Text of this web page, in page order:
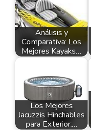
Análisis y
Comparativa: Los
Mejores Kayaks…
Los Mejores
Jacuzzis Hinchables
para Exterior:…